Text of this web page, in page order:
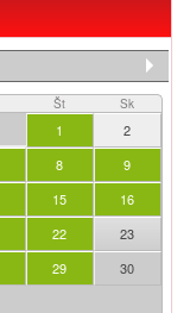
Št Sk
1
2
8
9
15
16
22
23
29
30